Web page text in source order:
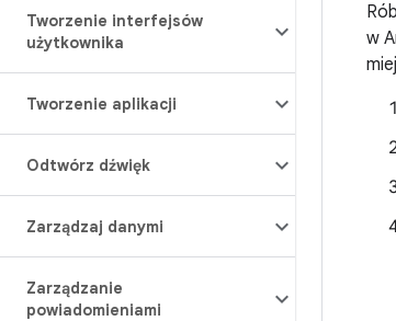
Tworzenie interfejsów
użytkownika
Tworzenie aplikacji
Odtwórz dźwięk
Zarządzaj danymi
Zarządzanie
powiadomieniami
w